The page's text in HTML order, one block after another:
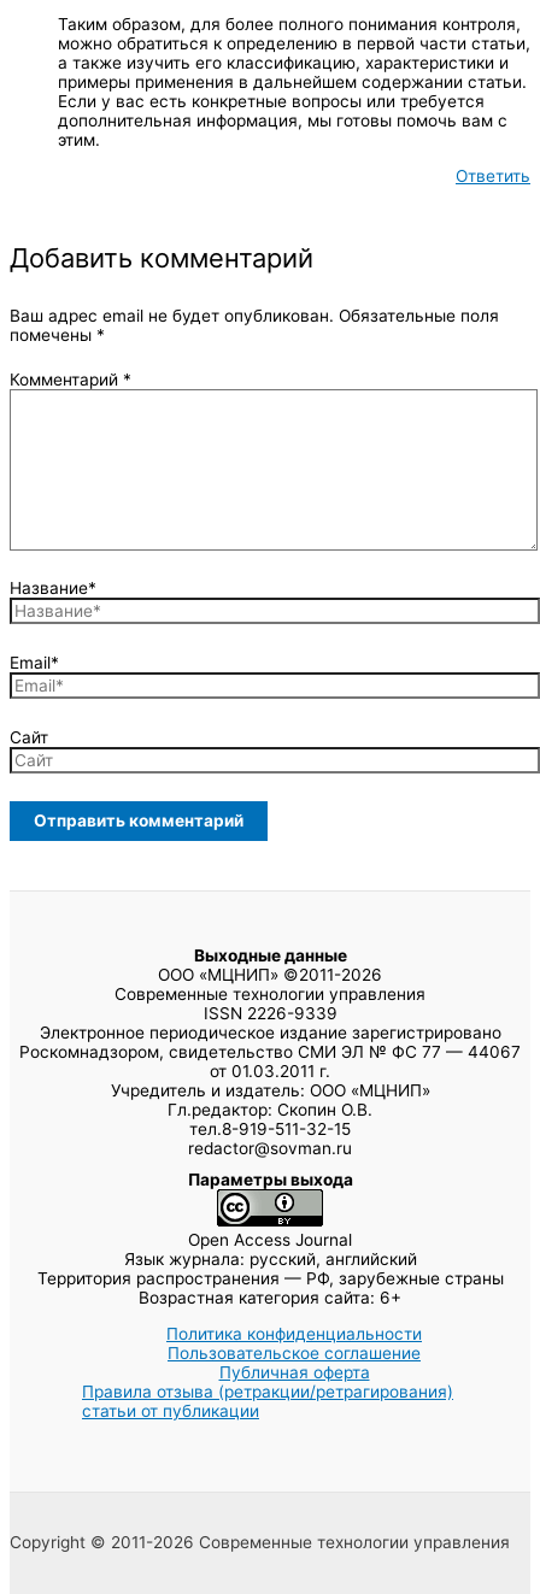
Таким образом, для более полного понимания контроля,
можно обратиться к определению в первой части статьи,
а также изучить его классификацию, характеристики и
примеры применения в дальнейшем содержании статьи.
Если у вас есть конкретные вопросы или требуется
дополнительная информация, мы готовы помочь вам с
этим.
Ответить
Добавить комментарий
Ваш адрес email не будет опубликован. Обязательные поля
помечены *
Комментарий *
Название*
Email*
Сайт
Выходные данные
ООО «МЦНИП» ©2011-2026
Современные технологии управления
ISSN 2226-9339
Электронное периодическое издание зарегистрировано
Роскомнадзором, свидетельство СМИ ЭЛ № ФС 77 — 44067
от 01.03.2011 г.
Учредитель и издатель: ООО «МЦНИП»
Гл.редактор: Скопин О.В.
тел.8-919-511-32-15
redactor@sovman.ru
Параметры выхода
Open Access Journal
Язык журнала: русский, английский
Территория распространения — РФ, зарубежные страны
Возрастная категория сайта: 6+
Политика конфиденциальности
Пользовательское соглашение
Публичная оферта
Правила отзыва (ретракции/ретрагирования)
статьи от публикации
Copyright © 2011-2026 Современные технологии управления